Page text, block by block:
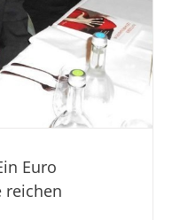
Euro
reichen